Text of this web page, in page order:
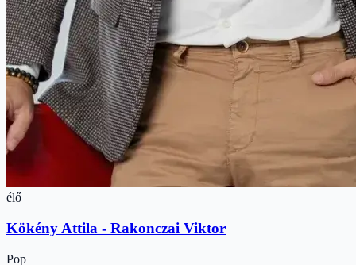
élő
Kökény Attila - Rakonczai Viktor
Pop